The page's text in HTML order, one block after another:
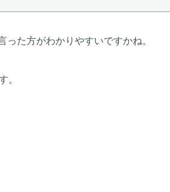
た方がわかりやすいですかね。
。